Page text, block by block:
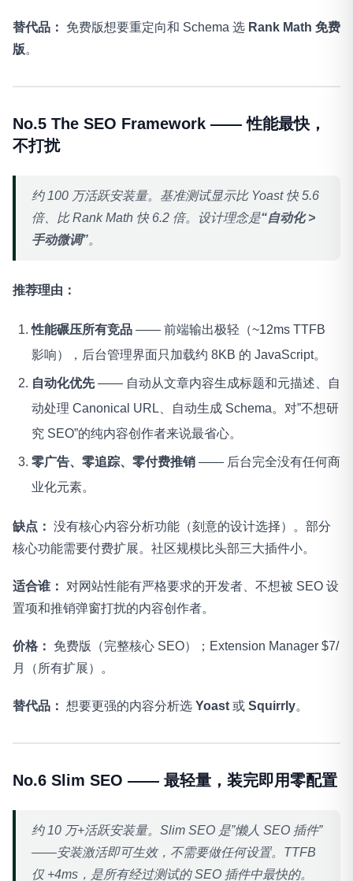
替代品： 免费版想要重定向和 Schema 选 Rank Math 免费
版。
No.5 The SEO Framework —— 性能最快，
不打扰
约 100 万活跃安装量。基准测试显示比 Yoast 快 5.6
倍、比 Rank Math 快 6.2 倍。设计理念是“自动化 >
手动微调”。
推荐理由：
性能碾压所有竞品 —— 前端输出极轻（~12ms TTFB
影响），后台管理界面只加载约 8KB 的 JavaScript。
自动化优先—— 自动从文章内容生成标题和元描述、自
动处理 Canonical URL、自动生成 Schema。对”不想研
究 SEO”的纯内容创作者来说最省心。
零广告、零追踪、零付费推销 —— 后台完全没有任何商
业化元素。
缺点： 没有核心内容分析功能（刻意的设计选择）。部分
核心功能需要付费扩展。社区规模比头部三大插件小。
适合谁：
对网站性能有严格要求的开发者、不想被 SEO 设
置项和推销弹窗打扰的内容创作者。
价格：
免费版（完整核心 SEO）；Extension Manager $7/
月（所有扩展）。
替代品： 想要更强的内容分析选 Yoast 或 Squirrly。
No.6 Slim SEO —— 最轻量，装完即用零配置
约 10 万+活跃安装量。Slim SEO 是”懒人 SEO 插件”
——安装激活即可生效，不需要做任何设置。TTFB
仅 +4ms，是所有经过测试的 SEO 插件中最快的。